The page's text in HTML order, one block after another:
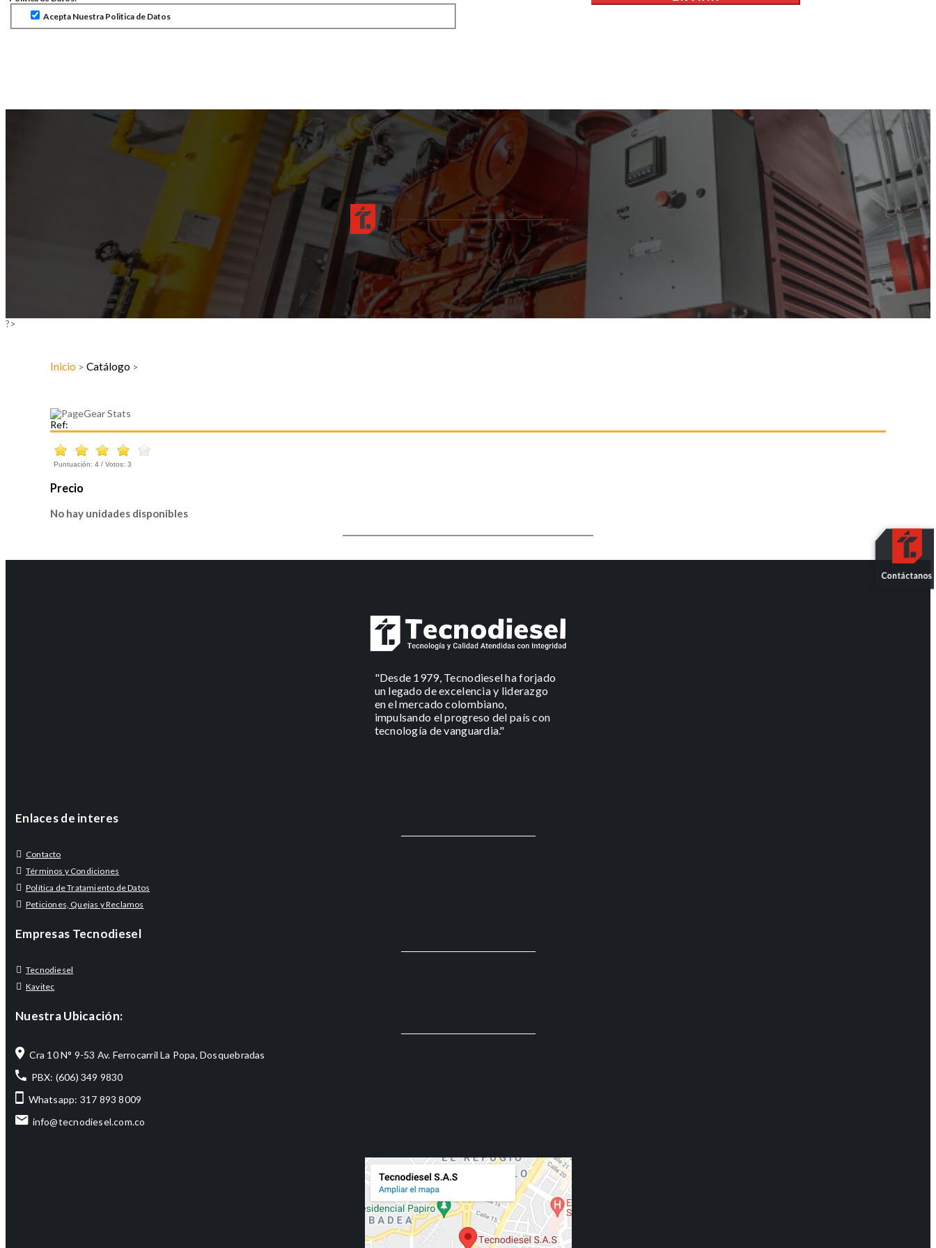
Acepta Nuestra Politica de Datos
?>
Inicio > Catálogo >
Ref:
Puntuación: 4 / Votos: 3
Precio
No hay unidades disponibles
"Desde 1979, Tecnodiesel ha forjado
un legado de excelencia y liderazgo
en el mercado colombiano,
impulsando el progreso del país con
tecnología de vanguardia."
Enlaces de interes
Contacto
Términos y Condiciones
Política de Tratamiento de Datos
Peticiones, Quejas y Reclamos
Empresas Tecnodiesel
Tecnodiesel
Kavitec
Nuestra Ubicación:
Cra 10 N° 9-53 Av. Ferrocarril La Popa, Dosquebradas
PBX: (606) 349 9830
Whatsapp: 317 893 8009
info@tecnodiesel.com.co